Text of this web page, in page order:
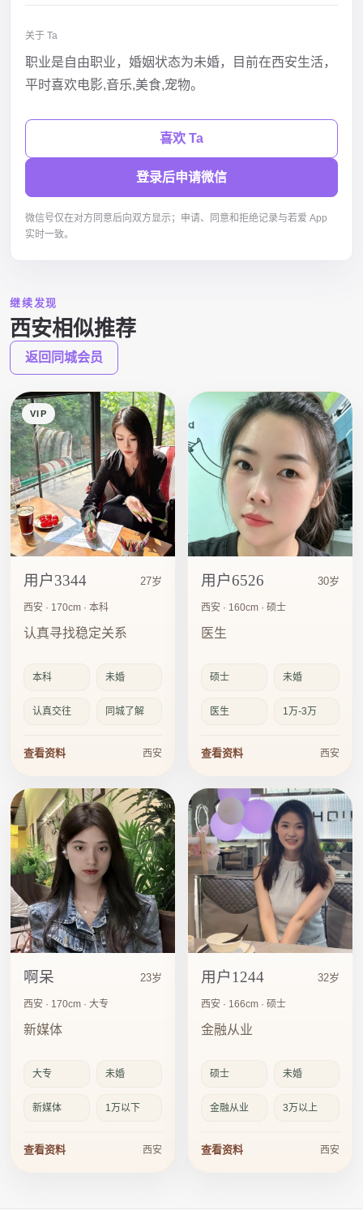
关于 Ta
职业是自由职业，婚姻状态为未婚，目前在西安生活，
平时喜欢电影,音乐,美食,宠物。
喜欢 Ta
登录后申请微信
微信号仅在对方同意后向双方显示；申请、同意和拒绝记录与若爱 App
实时一致。
继续发现
西安相似推荐
返回同城会员
VIP
用户3344 27岁
西安 · 170cm · 本科
认真寻找稳定关系
本科 未婚
认真交往 同城了解
查看资料 西安
用户6526 30岁
西安 · 160cm · 硕士
医生
硕士 未婚
医生 1万-3万
查看资料 西安
啊呆 23岁
西安 · 170cm · 大专
新媒体
大专 未婚
新媒体 1万以下
查看资料 西安
用户1244 32岁
西安 · 166cm · 硕士
金融从业
硕士 未婚
金融从业 3万以上
查看资料 西安